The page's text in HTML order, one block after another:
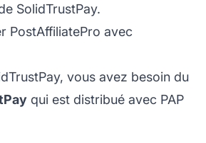
SolidTrustPay.
PostAffiliatePro avec
vous avez besoin du
qui est distribué avec PAP